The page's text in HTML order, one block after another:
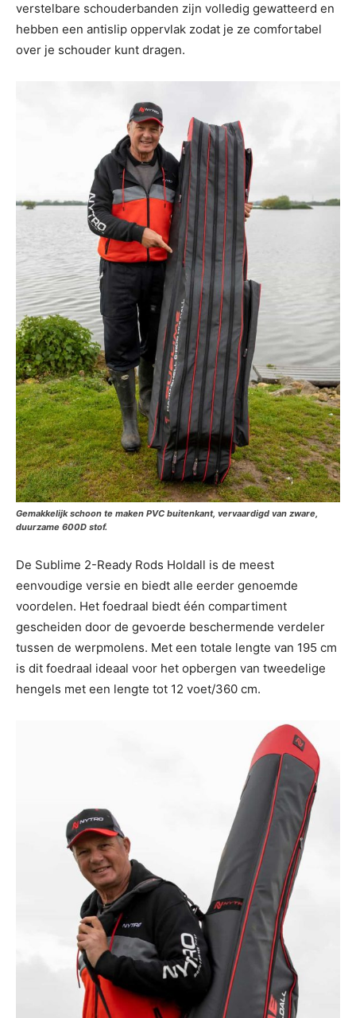
verstelbare schouderbanden zijn volledig gewatteerd en
hebben een antislip oppervlak zodat je ze comfortabel
over je schouder kunt dragen.
Gemakkelijk schoon te maken PVC buitenkant, vervaardigd van zware,
duurzame 600D stof.
De Sublime 2-Ready Rods Holdall is de meest
eenvoudige versie en biedt alle eerder genoemde
voordelen. Het foedraal biedt één compartiment
gescheiden door de gevoerde beschermende verdeler
tussen de werpmolens. Met een totale lengte van 195 cm
is dit foedraal ideaal voor het opbergen van tweedelige
hengels met een lengte tot 12 voet/360 cm.